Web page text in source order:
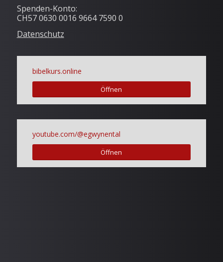
Spenden-Konto:
CH57 0630 0016 9664 7590 0
Datenschutz
bibelkurs.online
Öffnen
youtube.com/@egwynental
Öffnen